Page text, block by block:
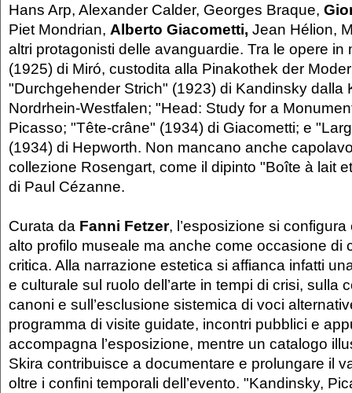
Hans Arp, Alexander Calder, Georges Braque,
Piet Mondrian, Alberto Giacometti, Jean Hélion,
altri protagonisti delle avanguardie. Tra le opere in
(1925) di Miró, custodita alla Pinakothek der
"Durchgehender Strich" (1923) di Kandinsky dalla
Nordrhein-Westfalen; "Head: Study for a
Picasso; "Tête-crâne" (1934) di Giacometti; e
(1934) di Hepworth. Non mancano anche
collezione Rosengart, come il dipinto "Boîte à lait
di Paul Cézanne.
Curata da Fanni Fetzer, l’esposizione si
alto profilo museale ma anche come occasione di
critica. Alla narrazione estetica si affianca infatti
e culturale sul ruolo dell’arte in tempi di crisi, sulla
canoni e sull’esclusione sistemica di voci
programma di visite guidate, incontri pubblici e
accompagna l’esposizione, mentre un catalogo
Skira contribuisce a documentare e prolungare il
oltre i confini temporali dell’evento. "Kandinsky,